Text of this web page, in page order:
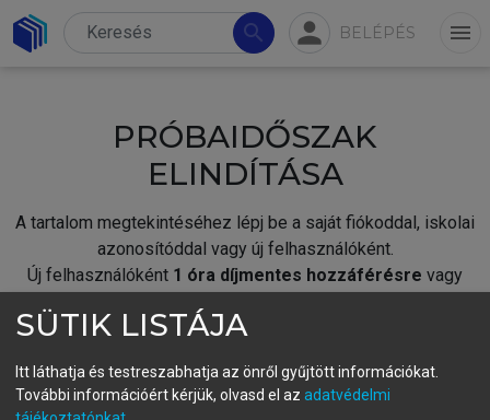
search person BELÉPÉS menu
PRÓBAIDŐSZAK
ELINDÍTÁSA
A tartalom megtekintéséhez lépj be a saját fiókoddal, iskolai
azonosítóddal vagy új felhasználóként.
Új felhasználóként 1 óra díjmentes hozzáférésre vagy
fiókoddal,vagy hozz létre új fiókot.
A regisztráció után apróbaidőszakautomatikusan
SÜTIK LISTÁJA
Itt láthatja és testreszabhatja az önről gyűjtött információkat.
További információért kérjük, olvasd el az adatvédelmi